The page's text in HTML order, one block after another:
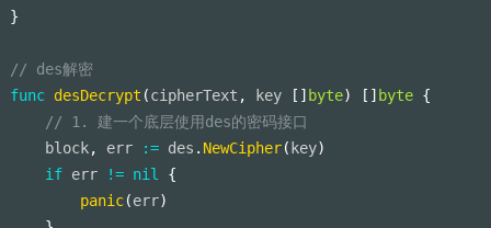
}
// des解密
func desDecrypt (cipherText , key [ ]byte) [ ]byte {
// 1. 建一个底层使用des的密码接口
    block
, err := des . NewCipher(key)
if err != nil
{
panic(err)